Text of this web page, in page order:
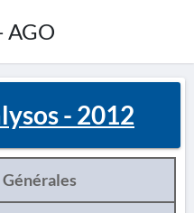
AGO
- 2012